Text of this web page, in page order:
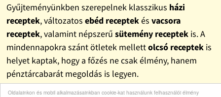
Oldalainkon és mobil alkalmazásainkban cookie-kat használunk felhasználói élmény
Gyűjteményünkben szerepelnek klasszikus házi
receptek, változatos ebéd receptekés vacsora
receptek, valamint népszerű sütemény receptekis. A
mindennapokra szánt ötletek mellettolcsó receptekis
helyet kaptak, hogy a főzés ne csak élmény, hanem
pénztárcabarát megoldás is legyen.